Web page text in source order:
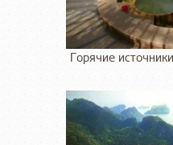
Горячие